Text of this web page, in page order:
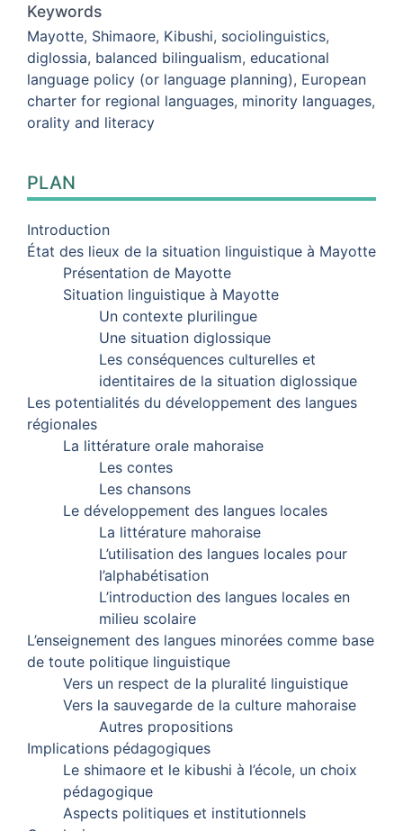
Keywords
Mayotte, Shimaore, Kibushi, sociolinguistics,
diglossia, balanced bilingualism, educational
language policy (or language planning), European
charter for regional languages, minority languages,
orality and literacy
PLAN
Introduction
État des lieux de la situation linguistique à Mayotte
Présentation de Mayotte
Situation linguistique à Mayotte
Un contexte plurilingue
Une situation diglossique
Les conséquences culturelles et
identitaires de la situation diglossique
Les potentialités du développement des langues
régionales
La littérature orale mahoraise
Les contes
Les chansons
Le développement des langues locales
La littérature mahoraise
L’utilisation des langues locales pour
l’alphabétisation
L’introduction des langues locales en
milieu scolaire
L’enseignement des langues minorées comme base
de toute politique linguistique
Vers un respect de la pluralité linguistique
Vers la sauvegarde de la culture mahoraise
Autres propositions
Implications pédagogiques
Le shimaore et le kibushi à l’école, un choix
pédagogique
Aspects politiques et institutionnels